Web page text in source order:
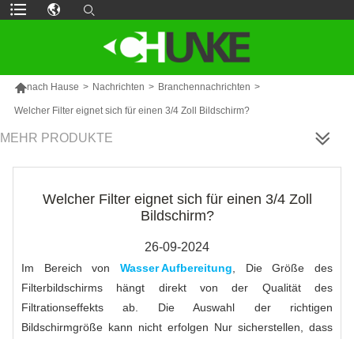
nach Hause > Nachrichten > Branchennachrichten >
Welcher Filter eignet sich für einen 3/4 Zoll Bildschirm?
MEHR PRODUKTE
Welcher Filter eignet sich für einen 3/4 Zoll
Bildschirm?
26-09-2024
Im Bereich von Wasser Aufbereitung , Die Größe des
Filterbildschirms hängt direkt von der Qualität des
Filtrationseffekts ab. Die Auswahl der richtigen
Bildschirmgröße kann nicht erfolgen Nur sicherstellen, dass